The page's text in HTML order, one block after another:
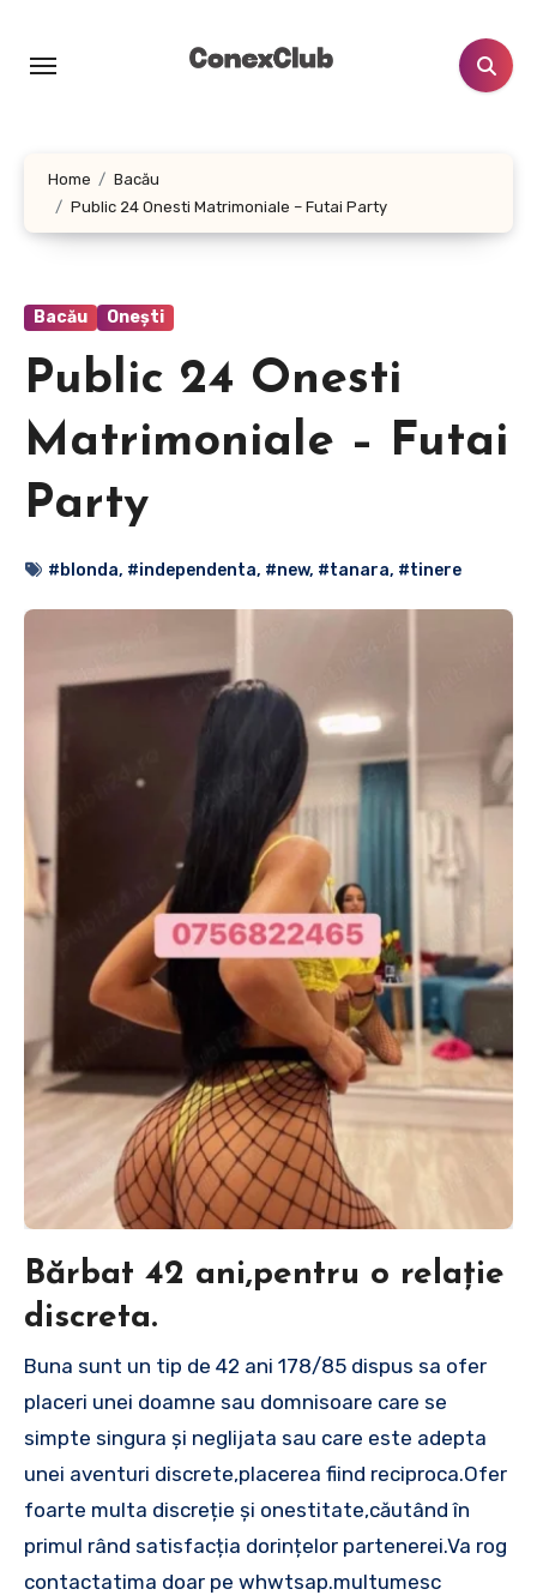
content
Home
Bacău
Public 24 Onesti Matrimoniale – Futai Party
Bacău Onești
Public 24 Onesti
Matrimoniale – Futai
Party
#blonda, #independenta, #new, #tanara, #tinere
Bărbat 42 ani,pentru o relație
discreta.
Buna sunt un tip de 42 ani 178/85 dispus sa ofer
placeri unei doamne sau domnisoare care se
simpte singura și neglijata sau care este adepta
unei aventuri discrete,placerea fiind reciproca.Ofer
foarte multa discreție și onestitate,căutând în
primul rând satisfacția dorințelor partenerei.Va rog
contactatima doar pe whwtsap.multumesc